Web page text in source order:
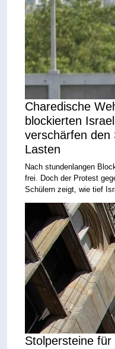
Charedische
blockierten
verschärfen den
Lasten
Nach stundenlangen
frei. Doch der Protest
Schülern zeigt, wie tief
Stolpersteine